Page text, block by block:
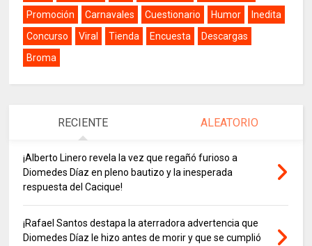
Promoción
Carnavales Cuestionario Humor
Inedita
Concurso
Viral Tienda Encuesta
Descargas
Broma
RECIENTE ALEATORIO
¡Alberto Linero revela la vez que regañó furioso a
Diomedes Díaz en pleno bautizo y la inesperada
respuesta del Cacique!
¡Rafael Santos destapa la aterradora advertencia que
Diomedes Díaz le hizo antes de morir y que se cumplió